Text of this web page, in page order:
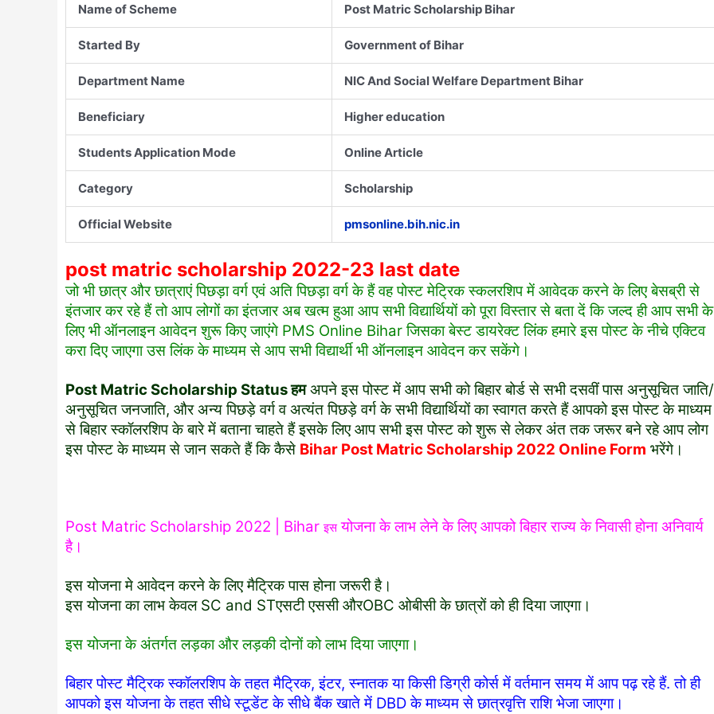
Name of Scheme Post Matric Scholarship Bihar
Started By Government of Bihar
Department Name NIC And Social Welfare Department Bihar
Beneficiary Higher education
Students Application Mode Online Article
Category Scholarship
Official Website pmsonline.bih.nic.in
post matric scholarship 2022-23 last date
जो भी छात्र और छात्राएं पिछड़ा वर्ग एवं अति पिछड़ा वर्ग के हैं वह पोस्ट मेट्रिक स्कलरशिप में आवेदक करने के लिए बेसब्री से
इंतजार कर रहे हैं तो आप लोगों का इंतजार अब खत्म हुआ आप सभी विद्यार्थियों को पूरा विस्तार से बता दें कि जल्द ही आप सभी के
लिए भी ऑनलाइन आवेदन शुरू किए जाएंगे PMS Online Bihar जिसका बेस्ट डायरेक्ट लिंक हमारे इस पोस्ट के नीचे एक्टिव
करा दिए जाएगा उस लिंक के माध्यम से आप सभी विद्यार्थी भी ऑनलाइन आवेदन कर सकेंगे।
Post Matric Scholarship Statusहमअपने इस पोस्ट में आप सभी को बिहार बोर्ड से सभी दसवीं पास अनुसूचित जाति/
अनुसूचित जनजाति, और अन्य पिछड़े वर्ग व अत्यंत पिछड़े वर्ग के सभी विद्यार्थियों का स्वागत करते हैं आपको इस पोस्ट के माध्यम
से बिहार स्कॉलरशिप के बारे में बताना चाहते हैं इसके लिए आप सभी इस पोस्ट को शुरू से लेकर अंत तक जरूर बने रहे आप लोग
इस पोस्ट के माध्यम से जान सकते हैं कि कैसे Bihar Post Matric Scholarship 2022 Online Form भरेंगे।
Post Matric Scholarship 2022 | Biharइसयोजना के लाभ लेने के लिए आपको बिहार राज्य के निवासी होना अनिवार्य
है।
इस योजना मे आवेदन करने के लिए मैट्रिक पास होना जरूरी है।
इस योजना का लाभ केवल SC and STएसटी एससी औरOBC ओबीसी के छात्रों को ही दिया जाएगा।
इस योजना के अंतर्गत लड़का और लड़की दोनों को लाभ दिया जाएगा।
बिहार पोस्ट मैट्रिक स्कॉलरशिप के तहत मैट्रिक, इंटर, स्नातक या किसी डिग्री कोर्स में वर्तमान समय में आप पढ़ रहे हैं. तो ही
आपको इस योजना के तहत सीधे स्टूडेंट के सीधे बैंक खाते में DBD के माध्यम से छात्रवृत्ति राशि भेजा जाएगा।